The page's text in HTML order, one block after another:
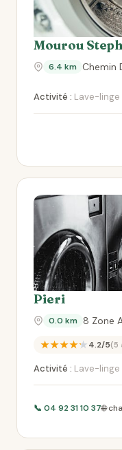
Mourou
6.4 km Chemin
Activité : Lave-linge
Pieri
0.0 km 8 Zone
★★★★★4.2/5(5
Activité : Lave-linge
📞 04 92 31 10 37🌐